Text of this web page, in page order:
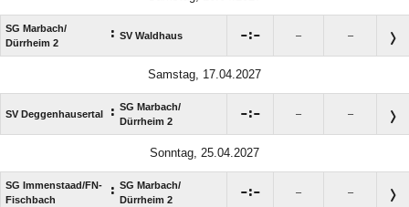
SG Marbach/​
Dürrheim 2
: SV Waldhaus : – –
Samstag, 17.04.2027
SV Deggenhausertal : SG Marbach/​
Dürrheim 2
: – –
Sonntag, 25.04.2027
SG Immenstaad/​FN-
Fischbach
: SG Marbach/​
Dürrheim 2
: – –